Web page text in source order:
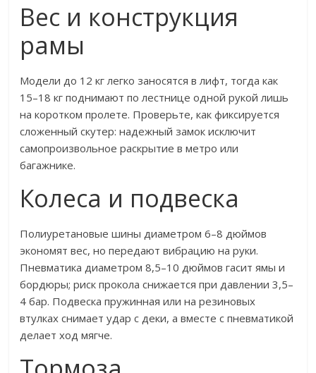
Вес и конструкция
рамы
Модели до 12 кг легко заносятся в лифт, тогда как
15–18 кг поднимают по лестнице одной рукой лишь
на коротком пролете. Проверьте, как фиксируется
сложенный скутер: надежный замок исключит
самопроизвольное раскрытие в метро или
багажнике.
Колеса и подвеска
Полиуретановые шины диаметром 6–8 дюймов
экономят вес, но передают вибрацию на руки.
Пневматика диаметром 8,5–10 дюймов гасит ямы и
бордюры; риск прокола снижается при давлении 3,5–
4 бар. Подвеска пружинная или на резиновых
втулках снимает удар с деки, а вместе с пневматикой
делает ход мягче.